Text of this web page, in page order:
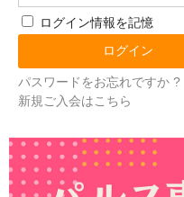
ログイン情報を記憶
パスワードをお忘れですか ?
新規ご入会はこちら